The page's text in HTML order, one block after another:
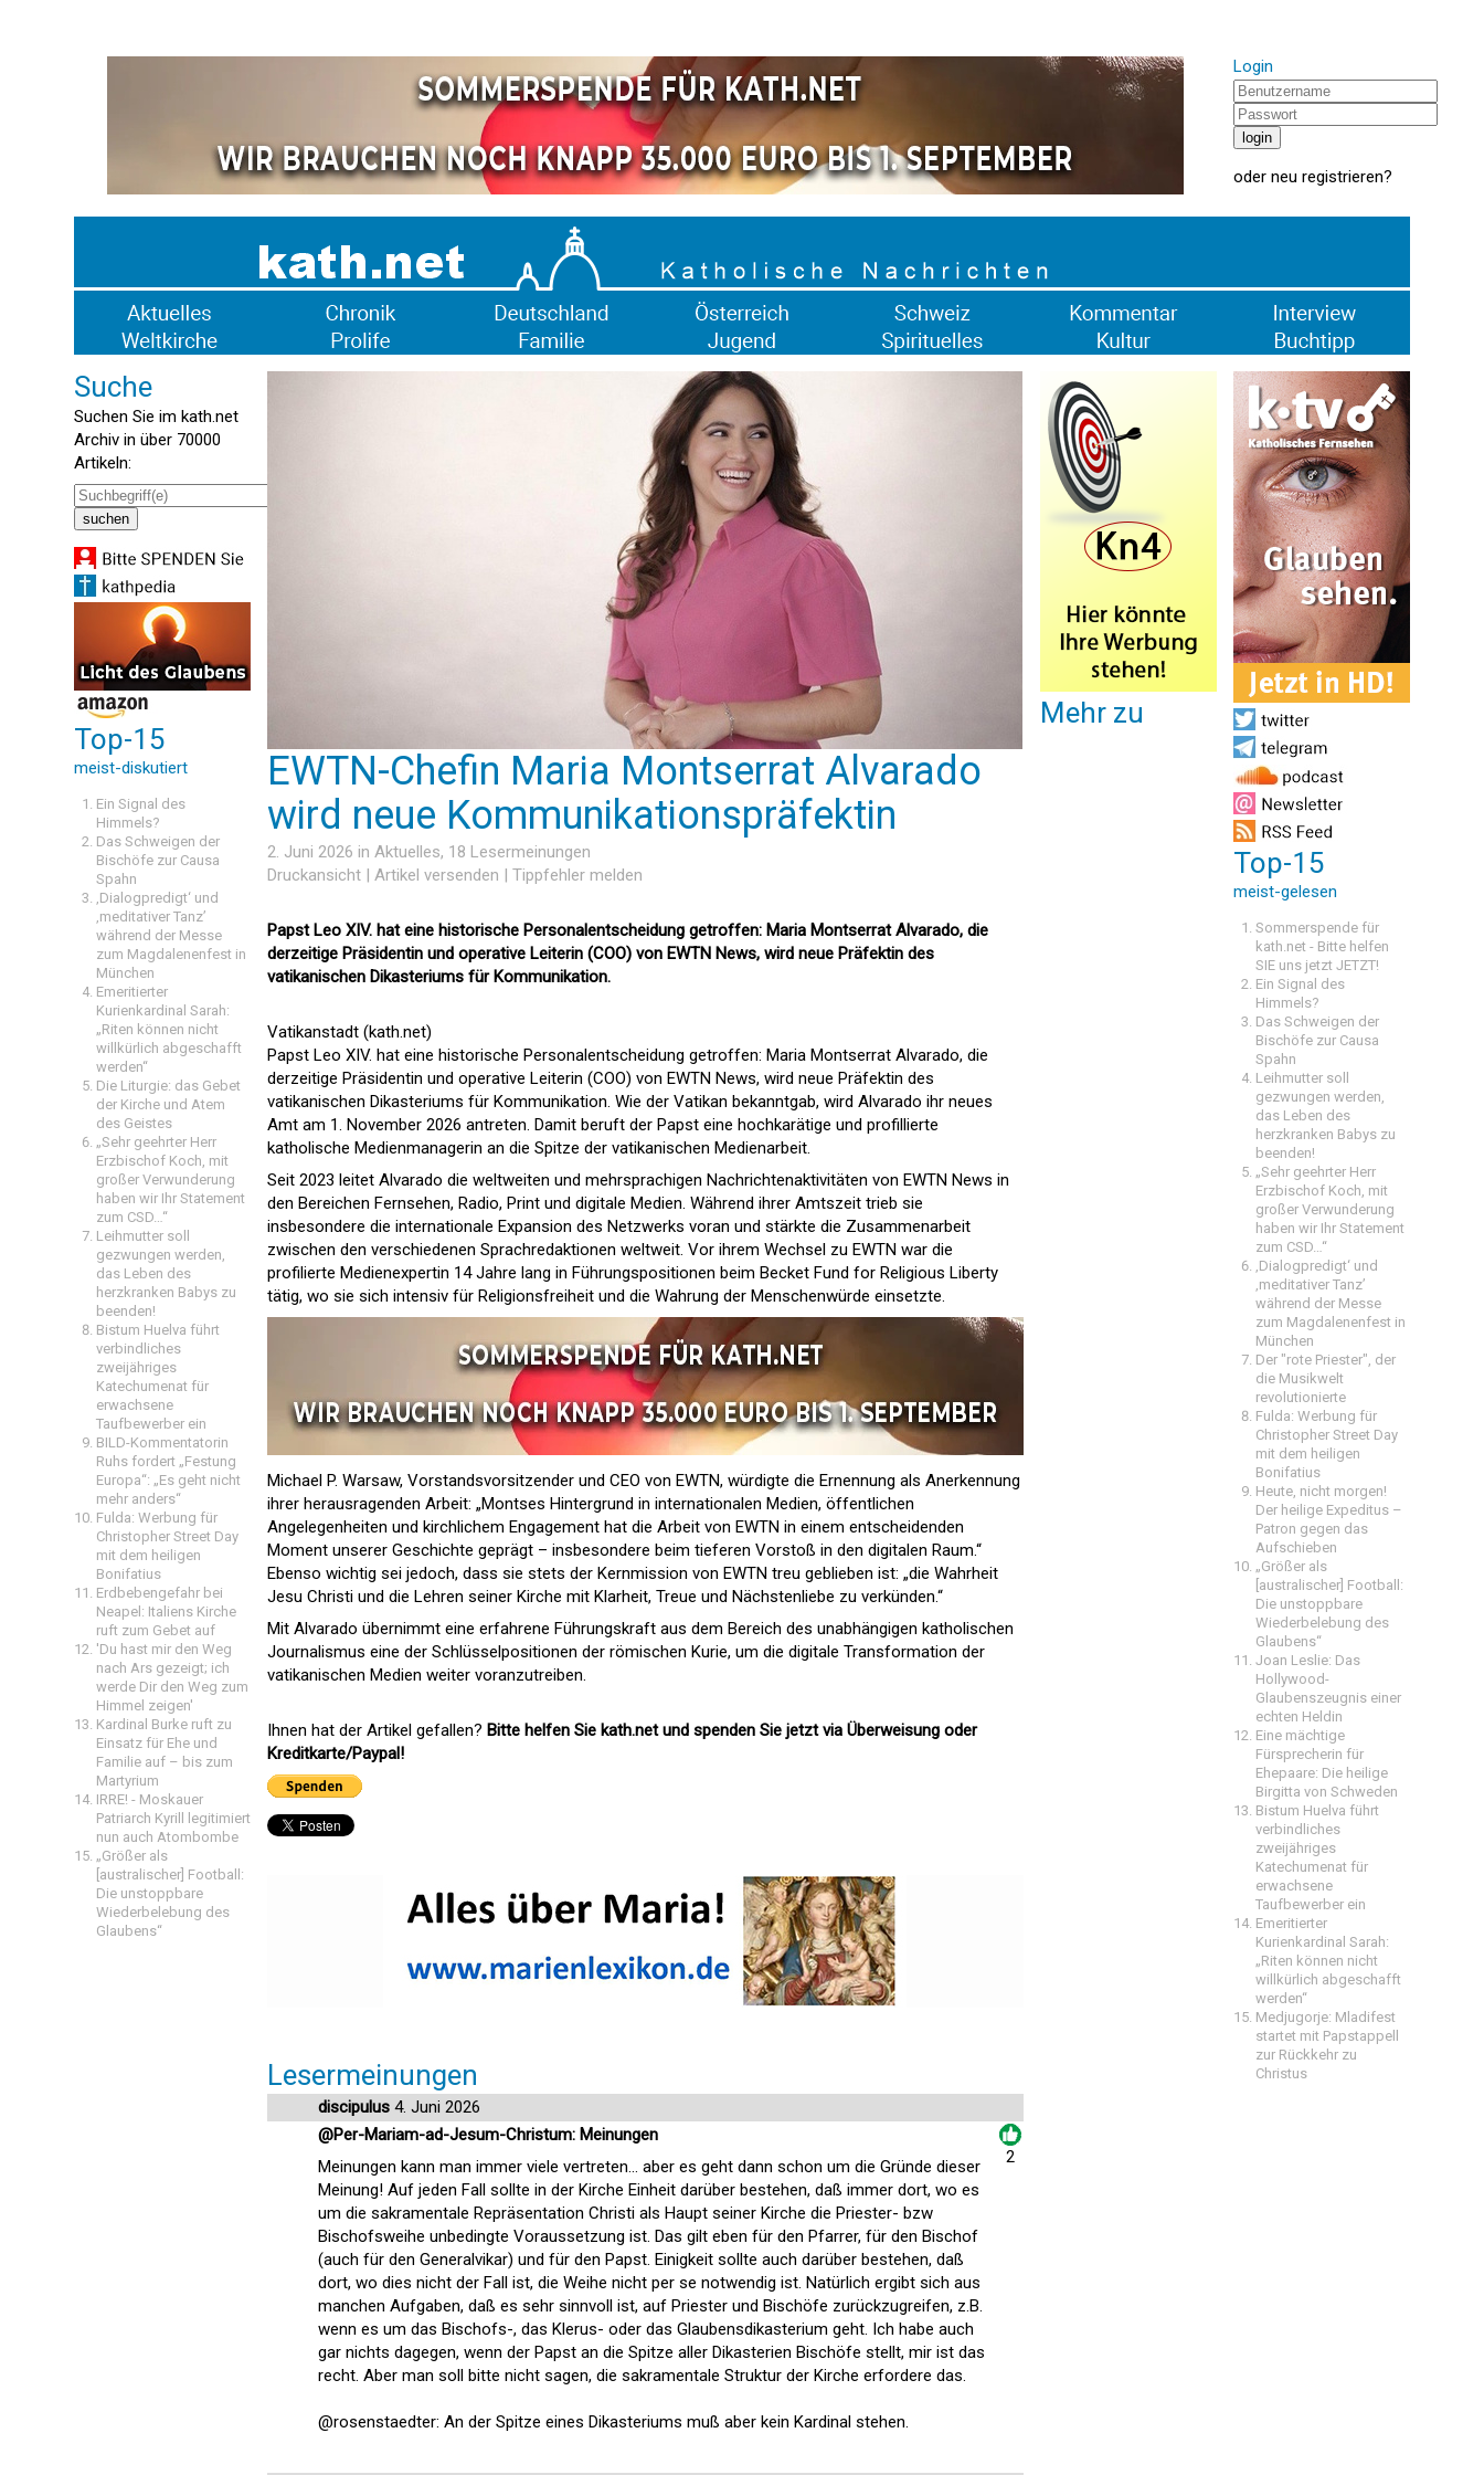
Login
oder neu registrieren?
Suche
Suchen Sie im kath.net
Archiv in über 70000
Artikeln:
Top-15
meist-diskutiert
Ein Signal des
Himmels?
Das Schweigen der
Bischöfe zur Causa
Spahn
‚Dialogpredigt‘ und
‚meditativer Tanz’
während der Messe
zum Magdalenenfest in
München
Emeritierter
Kurienkardinal Sarah:
„Riten können nicht
willkürlich abgeschafft
werden“
Die Liturgie: das Gebet
der Kirche und Atem
des Geistes
„Sehr geehrter Herr
Erzbischof Koch, mit
großer Verwunderung
haben wir Ihr Statement
zum CSD…“
Leihmutter soll
gezwungen werden,
das Leben des
herzkranken Babys zu
beenden!
Bistum Huelva führt
verbindliches
zweijähriges
Katechumenat für
erwachsene
Taufbewerber ein
BILD-Kommentatorin
Ruhs fordert „Festung
Europa“: „Es geht nicht
mehr anders“
Fulda: Werbung für
Christopher Street Day
mit dem heiligen
Bonifatius
Erdbebengefahr bei
Neapel: Italiens Kirche
ruft zum Gebet auf
'Du hast mir den Weg
nach Ars gezeigt; ich
werde Dir den Weg zum
Himmel zeigen'
Kardinal Burke ruft zu
Einsatz für Ehe und
Familie auf – bis zum
Martyrium
IRRE! - Moskauer
Patriarch Kyrill legitimiert
nun auch Atombombe
„Größer als
[australischer] Football:
Die unstoppbare
Wiederbelebung des
Glaubens“
EWTN-Chefin Maria Montserrat Alvarado
wird neue Kommunikationspräfektin
2. Juni 2026 in Aktuelles, 18 Lesermeinungen
Druckansicht | Artikel versenden | Tippfehler melden
Papst Leo XIV. hat eine historische Personalentscheidung getroffen: Maria Montserrat Alvarado, die
derzeitige Präsidentin und operative Leiterin (COO) von EWTN News, wird neue Präfektin des
vatikanischen Dikasteriums für Kommunikation.
Vatikanstadt (kath.net)
Papst Leo XIV. hat eine historische Personalentscheidung getroffen: Maria Montserrat Alvarado, die
derzeitige Präsidentin und operative Leiterin (COO) von EWTN News, wird neue Präfektin des
vatikanischen Dikasteriums für Kommunikation. Wie der Vatikan bekanntgab, wird Alvarado ihr neues
Amt am 1. November 2026 antreten. Damit beruft der Papst eine hochkarätige und profillierte
katholische Medienmanagerin an die Spitze der vatikanischen Medienarbeit.
Seit 2023 leitet Alvarado die weltweiten und mehrsprachigen Nachrichtenaktivitäten von EWTN News in
den Bereichen Fernsehen, Radio, Print und digitale Medien. Während ihrer Amtszeit trieb sie
insbesondere die internationale Expansion des Netzwerks voran und stärkte die Zusammenarbeit
zwischen den verschiedenen Sprachredaktionen weltweit. Vor ihrem Wechsel zu EWTN war die
profilierte Medienexpertin 14 Jahre lang in Führungspositionen beim Becket Fund for Religious Liberty
tätig, wo sie sich intensiv für Religionsfreiheit und die Wahrung der Menschenwürde einsetzte.
Michael P. Warsaw, Vorstandsvorsitzender und CEO von EWTN, würdigte die Ernennung als Anerkennung
ihrer herausragenden Arbeit: „Montses Hintergrund in internationalen Medien, öffentlichen
Angelegenheiten und kirchlichem Engagement hat die Arbeit von EWTN in einem entscheidenden
Moment unserer Geschichte geprägt – insbesondere beim tieferen Vorstoß in den digitalen Raum.“
Ebenso wichtig sei jedoch, dass sie stets der Kernmission von EWTN treu geblieben ist: „die Wahrheit
Jesu Christi und die Lehren seiner Kirche mit Klarheit, Treue und Nächstenliebe zu verkünden.“
Mit Alvarado übernimmt eine erfahrene Führungskraft aus dem Bereich des unabhängigen katholischen
Journalismus eine der Schlüsselpositionen der römischen Kurie, um die digitale Transformation der
vatikanischen Medien weiter voranzutreiben.
Ihnen hat der Artikel gefallen? Bitte helfen Sie kath.net und spenden Sie jetzt via Überweisung oder
Kreditkarte/Paypal!
Lesermeinungen
discipulus 4. Juni 2026
@Per-Mariam-ad-Jesum-Christum: Meinungen
Meinungen kann man immer viele vertreten... aber es geht dann schon um die Gründe dieser
Meinung! Auf jeden Fall sollte in der Kirche Einheit darüber bestehen, daß immer dort, wo es
um die sakramentale Repräsentation Christi als Haupt seiner Kirche die Priester- bzw
Bischofsweihe unbedingte Voraussetzung ist. Das gilt eben für den Pfarrer, für den Bischof
(auch für den Generalvikar) und für den Papst. Einigkeit sollte auch darüber bestehen, daß
dort, wo dies nicht der Fall ist, die Weihe nicht per se notwendig ist. Natürlich ergibt sich aus
manchen Aufgaben, daß es sehr sinnvoll ist, auf Priester und Bischöfe zurückzugreifen, z.B.
wenn es um das Bischofs-, das Klerus- oder das Glaubensdikasterium geht. Ich habe auch
gar nichts dagegen, wenn der Papst an die Spitze aller Dikasterien Bischöfe stellt, mir ist das
recht. Aber man soll bitte nicht sagen, die sakramentale Struktur der Kirche erfordere das.
@rosenstaedter: An der Spitze eines Dikasteriums muß aber kein Kardinal stehen.
2
Mehr zu
Top-15
meist-gelesen
Sommerspende für
kath.net - Bitte helfen
SIE uns jetzt JETZT!
Ein Signal des
Himmels?
Das Schweigen der
Bischöfe zur Causa
Spahn
Leihmutter soll
gezwungen werden,
das Leben des
herzkranken Babys zu
beenden!
„Sehr geehrter Herr
Erzbischof Koch, mit
großer Verwunderung
haben wir Ihr Statement
zum CSD…“
‚Dialogpredigt‘ und
‚meditativer Tanz’
während der Messe
zum Magdalenenfest in
München
Der "rote Priester", der
die Musikwelt
revolutionierte
Fulda: Werbung für
Christopher Street Day
mit dem heiligen
Bonifatius
Heute, nicht morgen!
Der heilige Expeditus –
Patron gegen das
Aufschieben
„Größer als
[australischer] Football:
Die unstoppbare
Wiederbelebung des
Glaubens“
Joan Leslie: Das
Hollywood-
Glaubenszeugnis einer
echten Heldin
Eine mächtige
Fürsprecherin für
Ehepaare: Die heilige
Birgitta von Schweden
Bistum Huelva führt
verbindliches
zweijähriges
Katechumenat für
erwachsene
Taufbewerber ein
Emeritierter
Kurienkardinal Sarah:
„Riten können nicht
willkürlich abgeschafft
werden“
Medjugorje: Mladifest
startet mit Papstappell
zur Rückkehr zu
Christus